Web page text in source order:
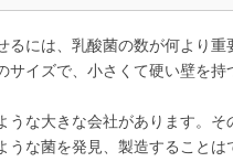
には、乳酸菌の数が何より重
イズで、小さくて硬い壁を
な大きな会社があります。
うな菌を発見、製造することは